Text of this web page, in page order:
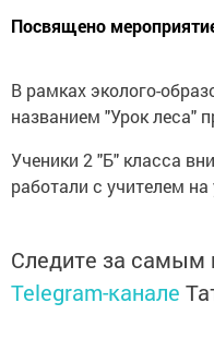
Посвящено
В рамках эколого-
названием "Урок леса"
Ученики 2 "Б" класса
работали с учителем
Следите за
Telegram-канале